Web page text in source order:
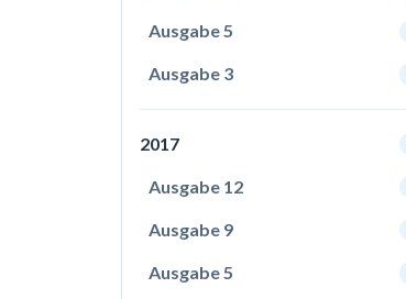
Ausgabe 5
Ausgabe 3
2017
Ausgabe 12
Ausgabe 9
Ausgabe 5